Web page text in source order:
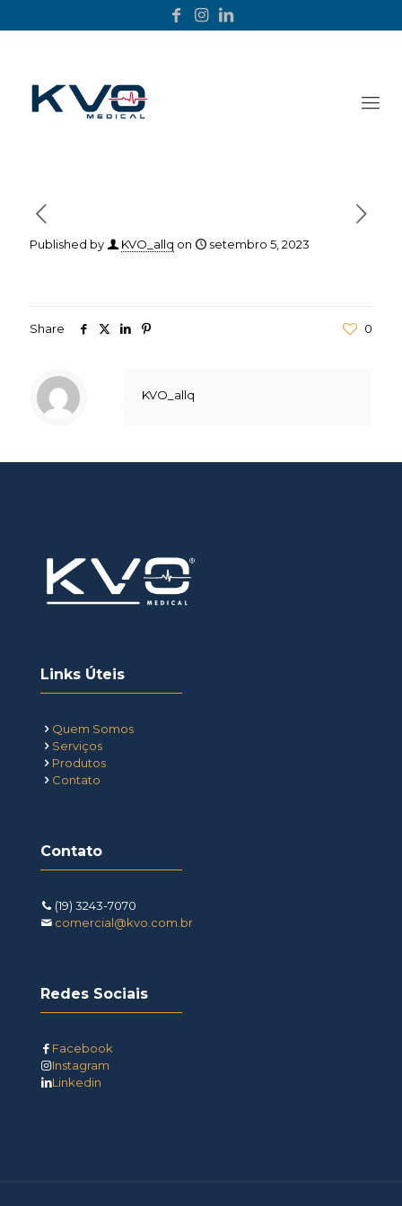
Published by KVO_allq on setembro 5, 2023
Share 0
KVO_allq
Links Úteis
Quem Somos
Serviços
Produtos
Contato
Contato
(19) 3243-7070
comercial@kvo.com.br
Redes Sociais
Facebook
Instagram
Linkedin